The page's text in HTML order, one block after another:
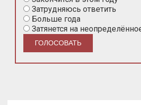
Затрудняюсь ответить
Больше года
Затянется на